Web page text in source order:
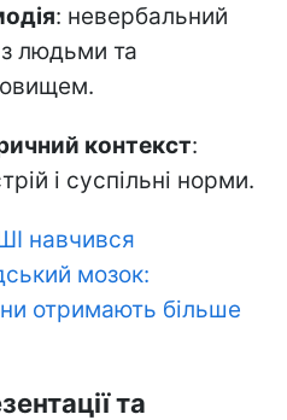
: невербальний
з людьми та
контекст:
і суспільні норми.
навчився
мозок:
отримають більше
та